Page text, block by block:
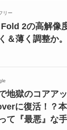
リー
2の高解像
＆薄く調整か
地獄のコアア
に復活！？
て『最悪』な